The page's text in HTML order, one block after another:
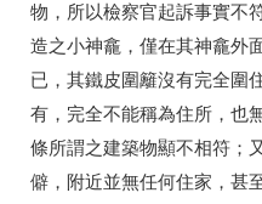
物，所以檢察官起訴事實不
造之小神龕，僅在其神龕外
已，其鐵皮圍籬沒有完全圍
有，完全不能稱為住所，也
條所謂之建築物顯不相符；
僻，附近並無任何住家，甚